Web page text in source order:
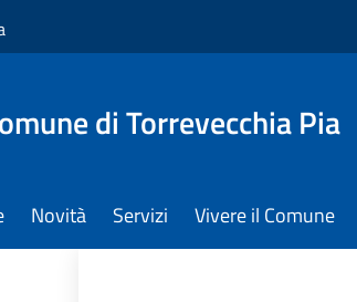
di Torrevecchia Pia
Novità Servizi Vivere il Comune